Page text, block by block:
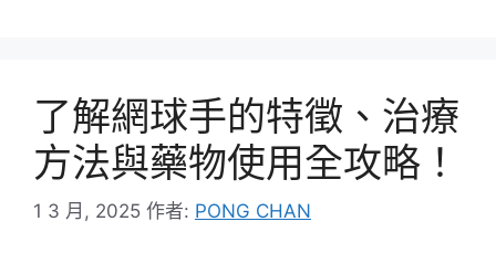
了解網球手的特徵、治療
方法與藥物使用全攻略！
1 3 月, 2025 作者: PONG CHAN